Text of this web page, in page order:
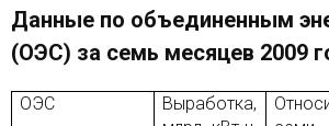
Данные по объединенным
(ОЭС) за семь месяцев 2009
ОЭС
Выработка,